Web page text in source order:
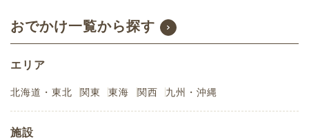
おでかけ一覧から探す
エリア
北海道・東北 関東 東海 関西 九州・沖縄
施設